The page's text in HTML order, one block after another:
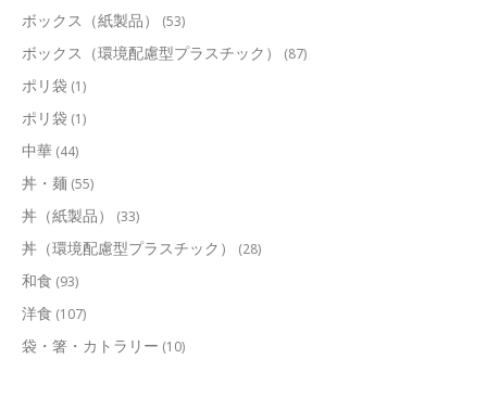
ボックス（紙製品） (53)
ボックス（環境配慮型プラスチック） (87)
ポリ袋 (1)
ポリ袋 (1)
中華 (44)
丼・麺 (55)
丼（紙製品） (33)
丼（環境配慮型プラスチック） (28)
和食 (93)
洋食 (107)
袋・箸・カトラリー (10)